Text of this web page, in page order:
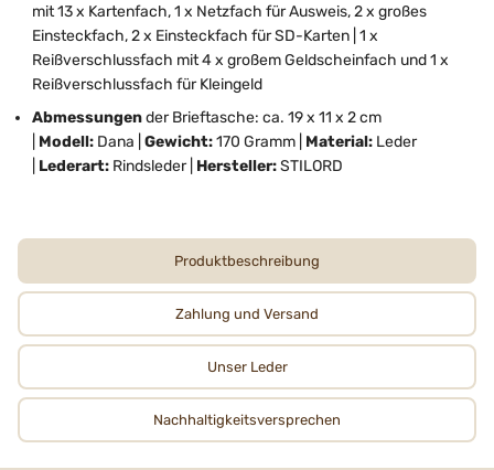
mit 13 x Kartenfach, 1 x Netzfach für Ausweis, 2 x großes
Einsteckfach, 2 x Einsteckfach für SD-Karten | 1 x
Reißverschlussfach mit 4 x großem Geldscheinfach und 1 x
Reißverschlussfach für Kleingeld
Abmessungender Brieftasche: ca. 19 x 11 x 2 cm
Modell: Dana | Gewicht:170 Gramm | Material: Leder
Lederart: Rindsleder | Hersteller:STILORD
Produktbeschreibung
Zahlung und Versand
Unser Leder
Nachhaltigkeits­­­versprechen